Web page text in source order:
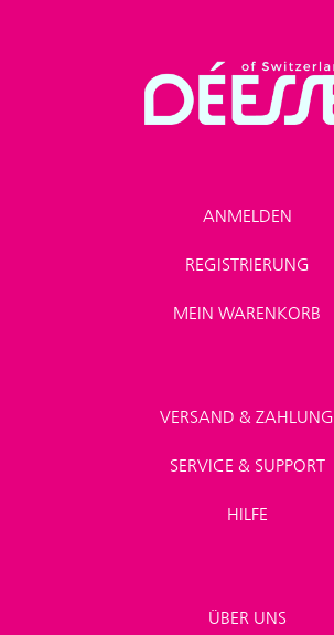
ANMELDEN
REGISTRIERUNG
MEIN WARENKORB
VERSAND & ZAHLUNG
SERVICE & SUPPORT
HILFE
ÜBER UNS